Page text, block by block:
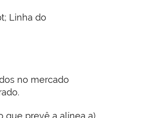
Linha do
no mercado
que prevê a alínea a)